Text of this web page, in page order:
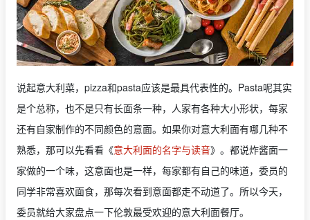
说起意大利菜，pizza和pasta应该是最具代表性的。Pasta呢其实
是个总称，也不是只有长面条一种，人家有各种大小形状，每家
还有自家制作的不同颜色的意面。如果你对意大利面有哪几种不
熟悉，那可以先看看《意大利面的名字与读音》。都说炸酱面一
家做的一个味，这意面也是一样，每家都有自己的味道，委员的
同学非常喜欢面食，那每次看到意面都走不动道了。所以今天，
委员就给大家盘点一下伦敦最受欢迎的意大利面餐厅。